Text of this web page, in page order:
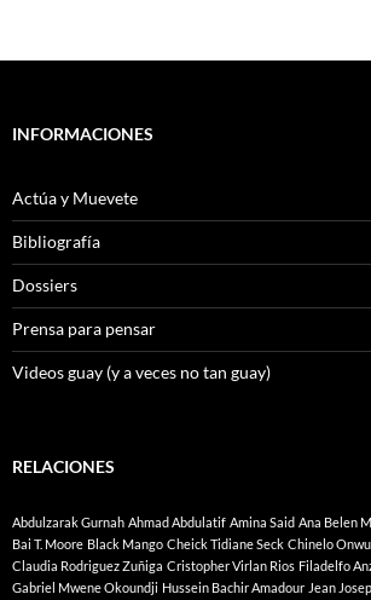
INFORMACIONES
Actúa y Muevete
Bibliografía
Dossiers
Prensa para pensar
Videos guay (y a veces no tan guay)
RELACIONES
Abdulzarak Gurnah Ahmad Abdulatif Amina Said Ana Belen
Bai T. Moore Black Mango Cheick Tidiane Seck Chinelo
Claudia Rodriguez Zuñiga Cristopher Virlan Rios Filadelfo
Gabriel Mwene Okoundji Hussein Bachir Amadour Jean